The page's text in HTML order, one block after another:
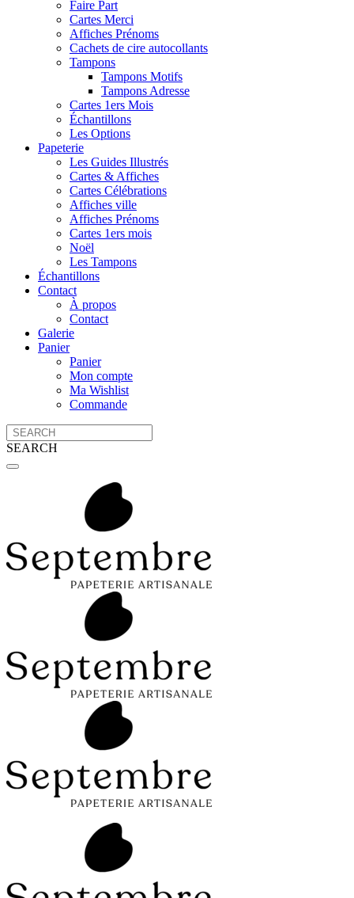
Faire Part
Cartes Merci
Affiches Prénoms
Cachets de cire autocollants
Tampons
Tampons Motifs
Tampons Adresse
Cartes 1ers Mois
Échantillons
Les Options
Papeterie
Les Guides Illustrés
Cartes & Affiches
Cartes Célébrations
Affiches ville
Affiches Prénoms
Cartes 1ers mois
Noël
Les Tampons
Échantillons
Contact
À propos
Contact
Galerie
Panier
Panier
Mon compte
Ma Wishlist
Commande
SEARCH